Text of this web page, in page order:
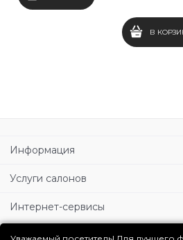
В
Информация
Услуги салонов
Интернет-сервисы
Личный кабинет